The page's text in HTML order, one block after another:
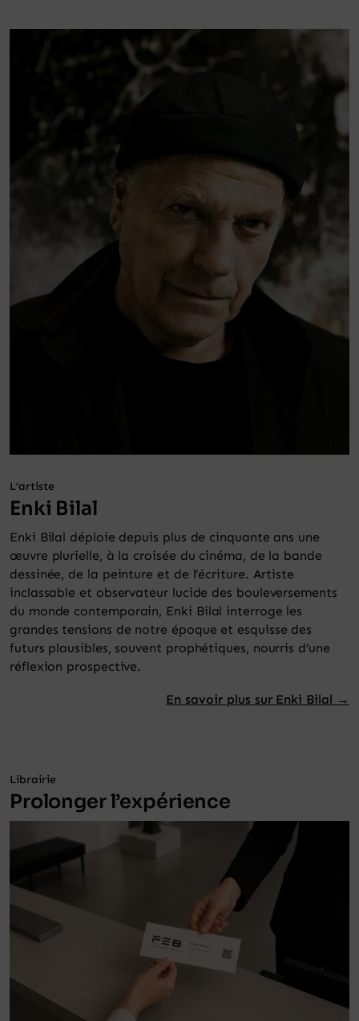
L’artiste
Enki Bilal
Enki Bilal déploie depuis plus de cinquante ans une
œuvre plurielle, à la croisée du cinéma, de la bande
dessinée, de la peinture et de l’écriture. Artiste
inclassable et observateur lucide des bouleversements
du monde contemporain, Enki Bilal interroge les
grandes tensions de notre époque et esquisse des
futurs plausibles, souvent prophétiques, nourris d’une
réflexion prospective.
En savoir plus sur Enki Bilal →
Librairie
Prolonger l’expérience